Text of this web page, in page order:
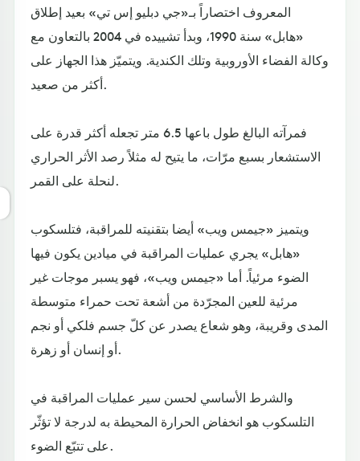
المعروف اختصاراً بـ«جي دبليو إس تي» بعيد إطلاق
«هابل» سنة 1990، وبدأ تشييده في 2004 بالتعاون مع
وكالة الفضاء الأوروبية وتلك الكندية. ويتميّز هذا الجهاز على
أكثر من صعيد.
فمرآته البالغ طول باعها 6.5 متر تجعله أكثر قدرة على
الاستشعار بسبع مرّات، ما يتيح له مثلاً رصد الأثر الحراري
لنحلة على القمر.
ويتميز «جيمس ويب» أيضا بتقنيته للمراقبة، فتلسكوب
«هابل» يجري عمليات المراقبة في ميادين يكون فيها
الضوء مرئياً. أما «جيمس ويب»، فهو يسبر موجات غير
مرئية للعين المجرّدة من أشعة تحت حمراء متوسطة
المدى وقريبة، وهو شعاع يصدر عن كلّ جسم فلكي أو نجم
أو إنسان أو زهرة.
والشرط الأساسي لحسن سير عمليات المراقبة في
التلسكوب هو انخفاض الحرارة المحيطة به لدرجة لا تؤثّر
على تتبّع الضوء.